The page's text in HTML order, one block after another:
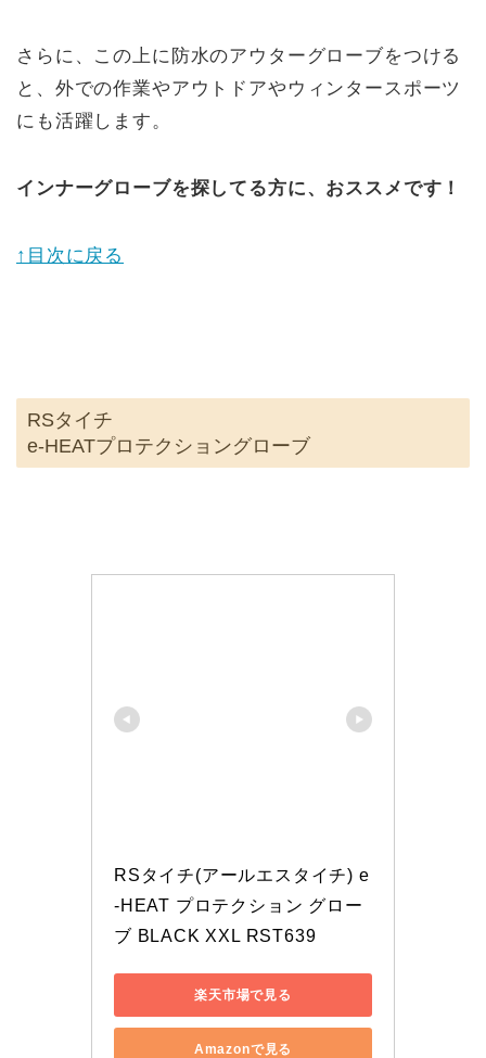
さらに、この上に防水のアウターグローブをつける
と、外での作業やアウトドアやウィンタースポーツ
にも活躍します。
インナーグローブを探してる方に、おススメです！
↑目次に戻る
RSタイチ
e-HEATプロテクショングローブ
RSタイチ(アールエスタイチ) e
-HEAT プロテクション グロー
ブ BLACK XXL RST639
楽天市場で見る
Amazonで見る